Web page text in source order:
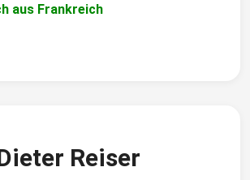
aus Frankreich
Reiser